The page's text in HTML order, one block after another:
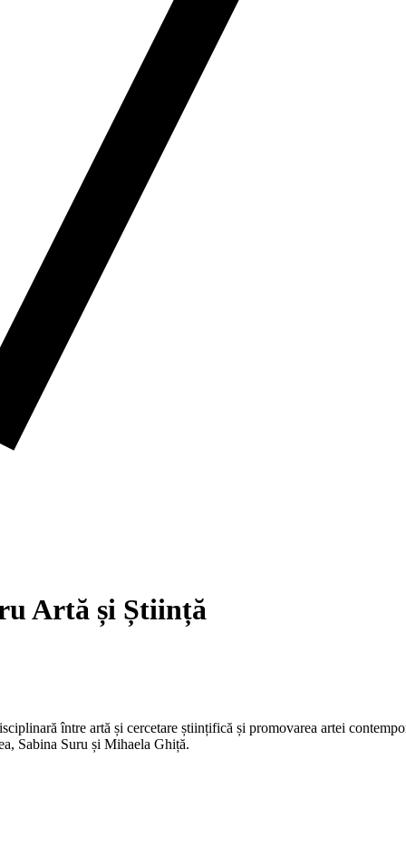
Artă și Știință
între artă și cercetare științifică și promovarea artei
Sabina Suru și Mihaela Ghiță.